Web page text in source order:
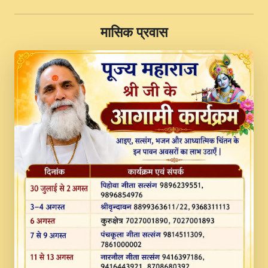
II Swami Gyananand Ji Maharaj.mp3
JINU SATGURU AAP BULAVE by Rasik
Pawan ji 20-11-19 Sankirtan At VEER JI
PRABHU KUTEER CHANNEL.mp3
Kina Sohna Tera Bhawan Sajaya Mata
Vaishno Devi Aarti Mata Rani Bhajan By
Lakhwinder Wadali Ji.mp3
MERE MANN VICH KANTH KALER
NEW PUNAJBI DEVOTIONAL SONG 2017
FULL VIDEO HD.mp3
Na To Roop Hai Bindu Ji Maharaj Pad - A
Divine Bhajan by Shri Indresh Ji
#BhaktiPath.mp3
Radha Rani Ki Kirpa Best Devotional
Song By Chitra Vichitra.mp3
​मासिक प्रवास